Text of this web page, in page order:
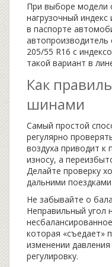
При выборе модели
нагрузочный индекс
в паспорте
205/55 R16 с
такой вариант в
Как
шинами
Самый простой
регулярно
воздуха приводит к
износу, а
Делайте проверку
дальними поездками.
Не забывайте о
Неправильный угол
которая «съедает»
изменении
регулировку.